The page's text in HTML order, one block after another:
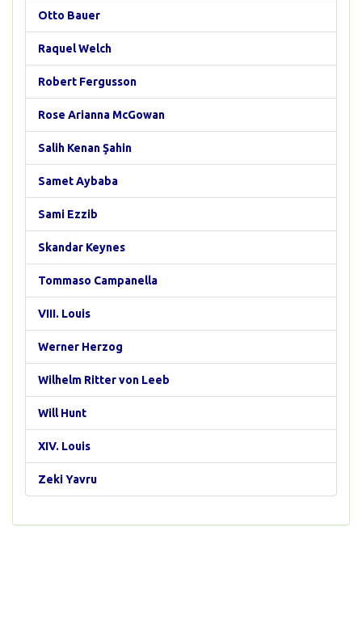
Otto Bauer
Raquel Welch
Robert Fergusson
Rose Arianna McGowan
Salih Kenan Şahin
Samet Aybaba
Sami Ezzib
Skandar Keynes
Tommaso Campanella
VIII. Louis
Werner Herzog
Wilhelm Ritter von Leeb
Will Hunt
XIV. Louis
Zeki Yavru